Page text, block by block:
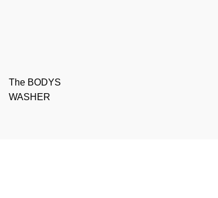
The BODYS
WASHER